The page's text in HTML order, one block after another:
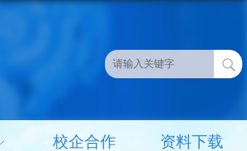
校企合作 资料下载